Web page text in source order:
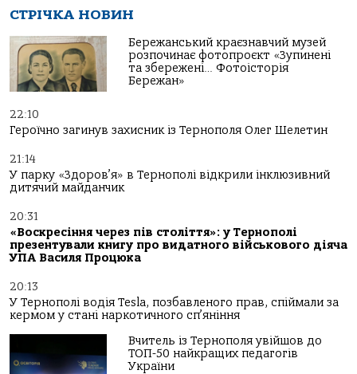
СТРІЧКА НОВИН
Бережанський краєзнавчий музей
розпочинає фотопроєкт «Зупинені
та збережені… Фотоісторія
Бережан»
22:10
Героїчно загинув захисник із Тернополя Олег Шелетин
21:14
У парку «Здоров’я» в Тернополі відкрили інклюзивний
дитячий майданчик
20:31
«Воскресіння через пів століття»: у Тернополі
презентували книгу про видатного військового діяча
УПА Василя Процюка
20:13
У Тернополі водія Tesla, позбавленого прав, спіймали за
кермом у стані наркотичного сп’яніння
Вчитель із Тернополя увійшов до
ТОП-50 найкращих педагогів
України